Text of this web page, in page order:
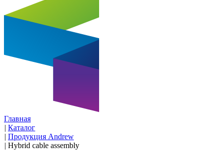
Главная
| Каталог
| Продукция Andrew
| Hybrid cable assembly